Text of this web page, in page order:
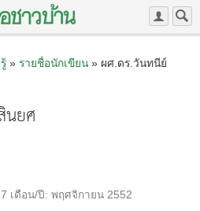
» รายชื่อนักเขียน» ผศ.ดร.วันทนีย์
นยศ
เดือน/ปี: พฤศจิกายน 2552